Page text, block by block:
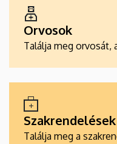
Orvosok
Találja meg orvosát,
Szakrendelések
Találja meg a